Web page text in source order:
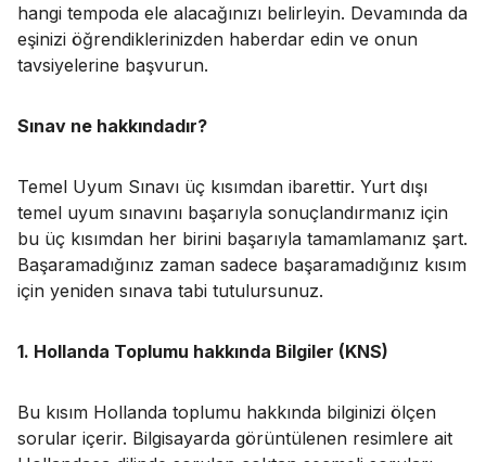
hangi tempoda ele alacağınızı belirleyin. Devamında da
eşinizi öğrendiklerinizden haberdar edin ve onun
tavsiyelerine başvurun.
Sınav ne hakkındadır?
Temel Uyum Sınavı üç kısımdan ibarettir. Yurt dışı
temel uyum sınavını başarıyla sonuçlandırmanız için
bu üç kısımdan her birini başarıyla tamamlamanız şart.
Başaramadığınız zaman sadece başaramadığınız kısım
için yeniden sınava tabi tutulursunuz.
1. Hollanda Toplumu hakkında Bilgiler (KNS)
Bu kısım Hollanda toplumu hakkında bilginizi ölçen
sorular içerir. Bilgisayarda görüntülenen resimlere ait